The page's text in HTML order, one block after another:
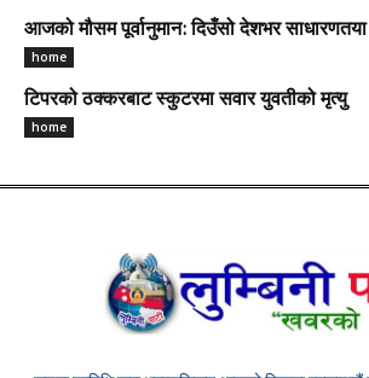
आजको मौसम पूर्वानुमान: दिउँसो देशभर
home
टिपरको ठक्करबाट स्कुटरमा सवार युवतीको मृत्यु
home